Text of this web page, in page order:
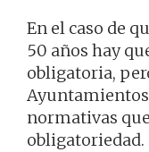
En el caso de
50 años hay
obligatoria,
normativas
obligatoriedad.